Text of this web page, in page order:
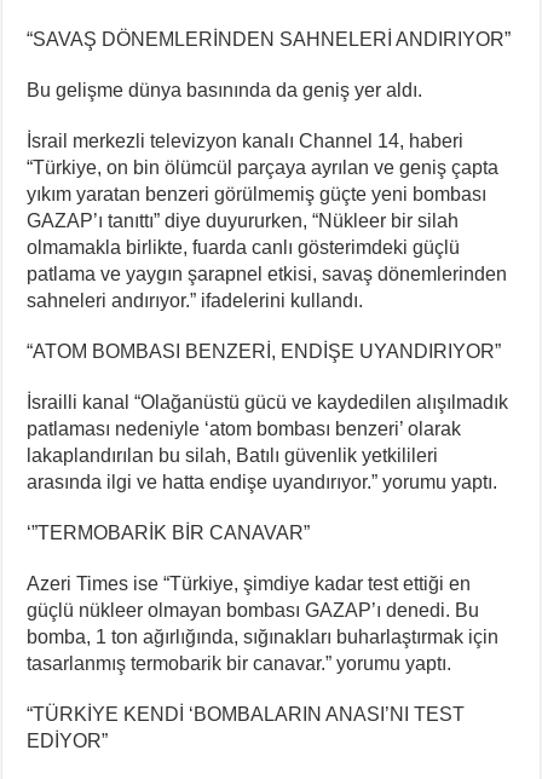
“SAVAŞ DÖNEMLERİNDEN SAHNELERİ ANDIRIYOR”
Bu gelişme dünya basınında da geniş yer aldı.
İsrail merkezli televizyon kanalı Channel 14, haberi
“Türkiye, on bin ölümcül parçaya ayrılan ve geniş çapta
yıkım yaratan benzeri görülmemiş güçte yeni bombası
GAZAP’ı tanıttı” diye duyururken, “Nükleer bir silah
olmamakla birlikte, fuarda canlı gösterimdeki güçlü
patlama ve yaygın şarapnel etkisi, savaş dönemlerinden
sahneleri andırıyor.” ifadelerini kullandı.
“ATOM BOMBASI BENZERİ, ENDİŞE UYANDIRIYOR”
İsrailli kanal “Olağanüstü gücü ve kaydedilen alışılmadık
patlaması nedeniyle ‘atom bombası benzeri’ olarak
lakaplandırılan bu silah, Batılı güvenlik yetkilileri
arasında ilgi ve hatta endişe uyandırıyor.” yorumu yaptı.
‘”TERMOBARİK BİR CANAVAR”
Azeri Times ise “Türkiye, şimdiye kadar test ettiği en
güçlü nükleer olmayan bombası GAZAP’ı denedi. Bu
bomba, 1 ton ağırlığında, sığınakları buharlaştırmak için
tasarlanmış termobarik bir canavar.” yorumu yaptı.
“TÜRKİYE KENDİ ‘BOMBALARIN ANASI’NI TEST
EDİYOR”